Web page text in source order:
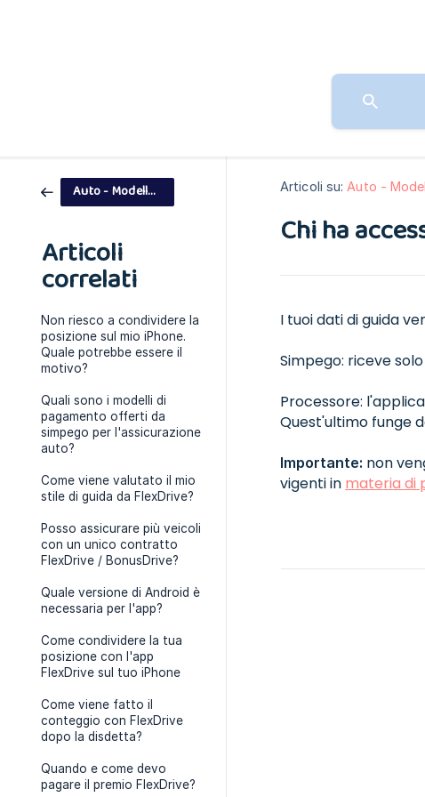
Auto - Modello di pagamento
Articoli
correlati
Non riesco a condividere la
posizione sul mio iPhone.
Quale potrebbe essere il
motivo?
Quali sono i modelli di
pagamento offerti da
simpego per l'assicurazione
auto?
Come viene valutato il mio
stile di guida da FlexDrive?
Posso assicurare più veicoli
con un unico contratto
FlexDrive / BonusDrive?
Quale versione di Android è
necessaria per l'app?
Come condividere la tua
posizione con l'app
FlexDrive sul tuo iPhone
Come viene fatto il
conteggio con FlexDrive
dopo la disdetta?
Quando e come devo
pagare il premio FlexDrive?
Articoli su: Auto -
Chi ha
I tuoi dati di guida
Simpego: riceve
Processore:
Quest'ultimo funge
Importante: non
vigenti in materia di